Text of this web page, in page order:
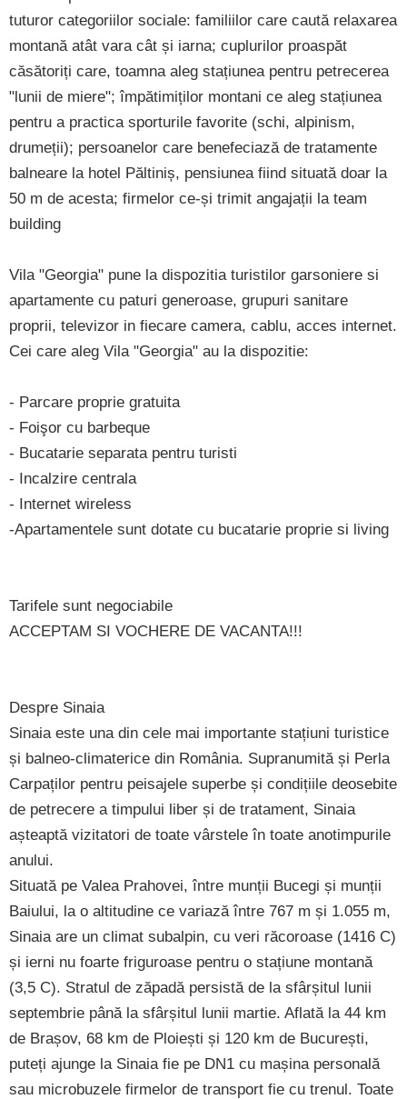
tuturor categoriilor sociale: familiilor care caută relaxarea
montană atât vara cât și iarna; cuplurilor proaspăt
căsătoriți care, toamna aleg stațiunea pentru petrecerea
"lunii de miere"; împătimiților montani ce aleg stațiunea
pentru a practica sporturile favorite (schi, alpinism,
drumeții); persoanelor care benefeciază de tratamente
balneare la hotel Păltiniș, pensiunea fiind situată doar la
50 m de acesta; firmelor ce-și trimit angajații la team
building
Vila "Georgia" pune la dispozitia turistilor garsoniere si
apartamente cu paturi generoase, grupuri sanitare
proprii, televizor in fiecare camera, cablu, acces internet.
Cei care aleg Vila "Georgia" au la dispozitie:
- Parcare proprie gratuita
- Foişor cu barbeque
- Bucatarie separata pentru turisti
- Incalzire centrala
- Internet wireless
-Apartamentele sunt dotate cu bucatarie proprie si living
Tarifele sunt negociabile
ACCEPTAM SI VOCHERE DE VACANTA!!!
Despre Sinaia
Sinaia este una din cele mai importante stațiuni turistice
și balneo-climaterice din România. Supranumită și Perla
Carpaților pentru peisajele superbe și condițiile deosebite
de petrecere a timpului liber și de tratament, Sinaia
așteaptă vizitatori de toate vârstele în toate anotimpurile
anului.
Situată pe Valea Prahovei, între munții Bucegi și munții
Baiului, la o altitudine ce variază între 767 m și 1.055 m,
Sinaia are un climat subalpin, cu veri răcoroase (1416 C)
și ierni nu foarte friguroase pentru o stațiune montană
(3,5 C). Stratul de zăpadă persistă de la sfârșitul lunii
septembrie până la sfârșitul lunii martie. Aflată la 44 km
de Brașov, 68 km de Ploiești și 120 km de București,
puteți ajunge la Sinaia fie pe DN1 cu mașina personală
sau microbuzele firmelor de transport fie cu trenul. Toate